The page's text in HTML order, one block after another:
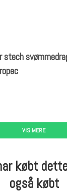
stech
VIS MERE
købt
også købt